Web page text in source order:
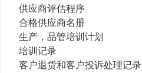
供应商评估程序
合格供应商名册
生产，品管培训计划
培训记录
客户退货和客户投诉处理记录